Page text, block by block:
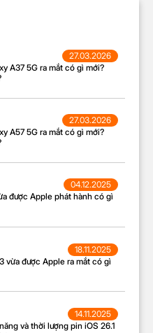
với công suất 900W
chín thực phẩm nhanh
giảm thời gian nấu đến
đến 80% dưỡng chất,
đậm vị, phù hợp cho
súp hay cơm dẻo.
rộn.
lòng nồi
cấp
27.03.2026
A37 5G ra mắt có gì mới?
27.03.2026
A57 5G ra mắt có gì mới?
04.12.2025
được Apple phát hành có gì
18.11.2025
vừa được Apple ra mắt có gì
14.11.2025
và thời lượng pin iOS 26.1